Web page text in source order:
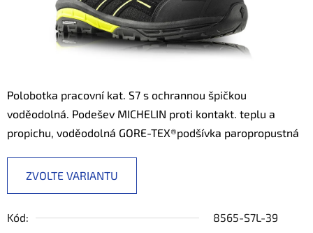
Polobotka pracovní kat. S7 s ochrannou špičkou
voděodolná. Podešev MICHELIN proti kontakt. teplu a
propichu, voděodolná GORE-TEX®podšívka paropropustná
ZVOLTE VARIANTU
Kód: 8565-S7L-39